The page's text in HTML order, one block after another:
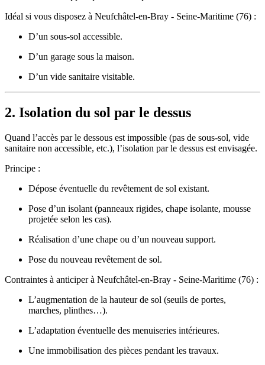
Idéal si vous disposez à Neufchâtel-en-Bray - Seine-Maritime (76) :
D’un sous-sol accessible.
D’un garage sous la maison.
D’un vide sanitaire visitable.
2. Isolation du sol par le dessus
Quand l’accès par le dessous est impossible (pas de sous-sol, vide
sanitaire non accessible, etc.), l’isolation par le dessus est envisagée.
Principe :
Dépose éventuelle du revêtement de sol existant.
Pose d’un isolant (panneaux rigides, chape isolante, mousse
projetée selon les cas).
Réalisation d’une chape ou d’un nouveau support.
Pose du nouveau revêtement de sol.
Contraintes à anticiper à Neufchâtel-en-Bray - Seine-Maritime (76) :
L’augmentation de la hauteur de sol (seuils de portes,
marches, plinthes…).
L’adaptation éventuelle des menuiseries intérieures.
Une immobilisation des pièces pendant les travaux.